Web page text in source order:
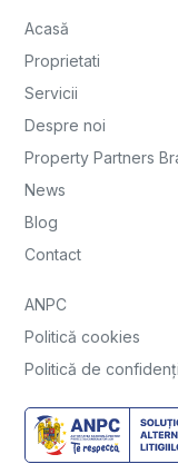
Acasă
Proprietati
Servicii
Despre noi
Property Partners
News
Blog
Contact
ANPC
Politică cookies
Politică de